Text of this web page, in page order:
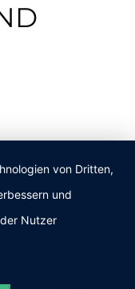
von Dritten,
und
Nutzer